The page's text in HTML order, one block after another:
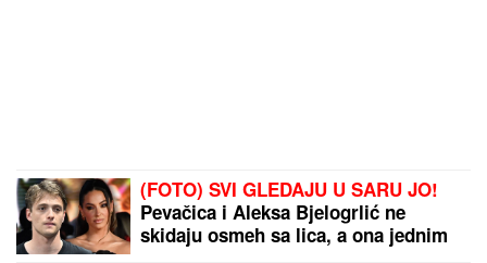
(FOTO) SVI GLEDAJU U SARU JO!
Pevačica i Aleksa Bjelogrlić ne
skidaju osmeh sa lica, a ona jednim